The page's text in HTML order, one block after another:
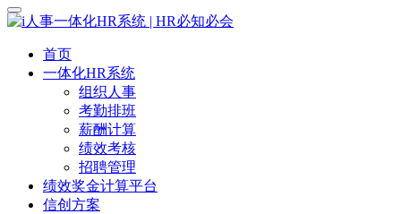
首页
一体化HR系统
组织人事
考勤排班
薪酬计算
绩效考核
招聘管理
绩效奖金计算平台
信创方案